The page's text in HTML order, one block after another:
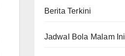
Berita Terkini
Jadwal Bola Malam Ini